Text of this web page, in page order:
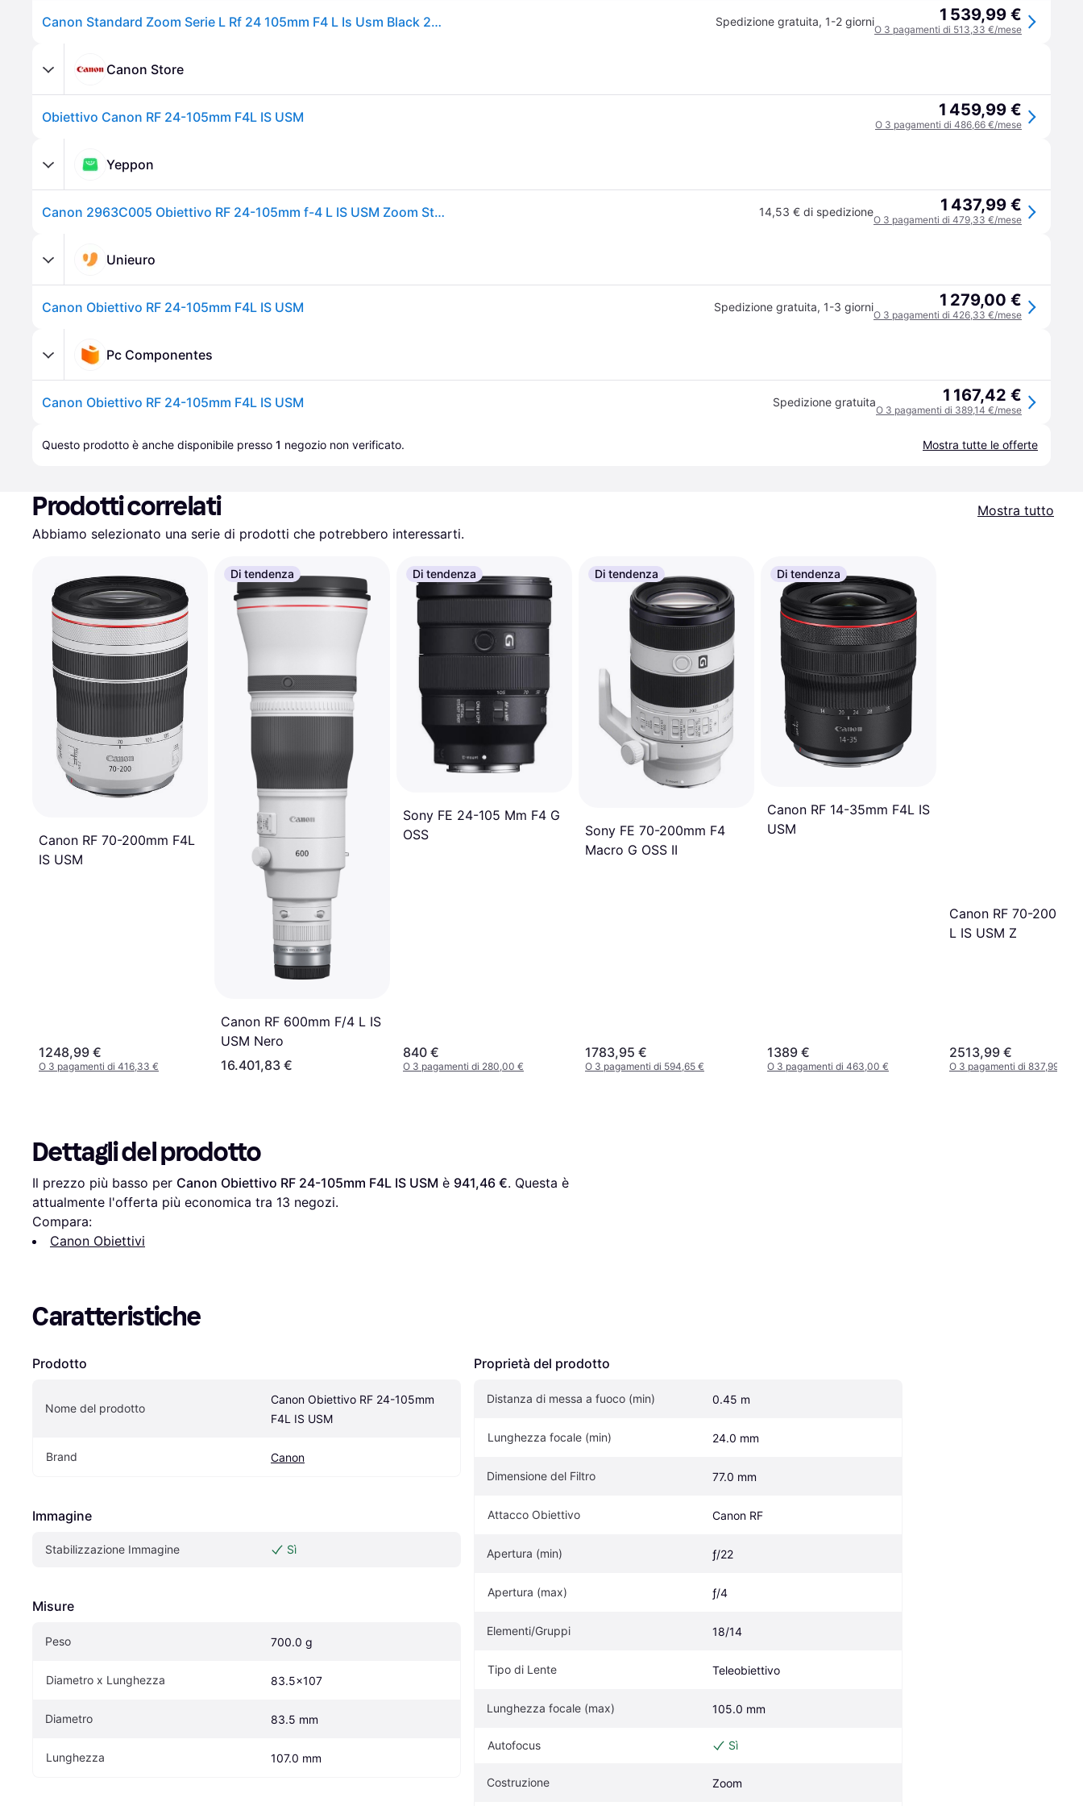
Canon Standard Zoom Serie L Rf 24 105mm F4 L Is Usm Black 2963c005 Spedizione gratuita, 1-2 giorni 1 539,99 €
O 3 pagamenti di 513,33 €/mese
Canon Store
Obiettivo Canon RF 24-105mm F4L IS USM 1 459,99 €
O 3 pagamenti di 486,66 €/mese
Yeppon
Canon 2963C005 Obiettivo RF 24-105mm f-4 L IS USM Zoom Standard Apertura Costante f-4 Stabilizzatore Ottico 5 Stop Nano USM colore Nero 14,53 € di spedizione 1 437,99 €
O 3 pagamenti di 479,33 €/mese
Unieuro
Canon Obiettivo RF 24-105mm F4L IS USM Spedizione gratuita, 1-3 giorni 1 279,00 €
O 3 pagamenti di 426,33 €/mese
Pc Componentes
Canon Obiettivo RF 24-105mm F4L IS USM Spedizione gratuita 1 167,42 €
O 3 pagamenti di 389,14 €/mese
Questo prodotto è anche disponibile presso 1 negozio non verificato. Mostra tutte le offerte
Prodotti correlati
Mostra tutto
Abbiamo selezionato una serie di prodotti che potrebbero interessarti.
Canon RF 70-200mm F4L
IS USM
1248,99 €
O 3 pagamenti di 416,33 €
Di tendenza
Canon RF 600mm F/4 L IS
USM Nero
16.401,83 €
Di tendenza
Sony FE 24-105 Mm F4 G
OSS
840 €
O 3 pagamenti di 280,00 €
Di tendenza
Sony FE 70-200mm F4
Macro G OSS II
1783,95 €
O 3 pagamenti di 594,65 €
Di tendenza
Canon RF 14-35mm F4L IS
USM
1389 €
O 3 pagamenti di 463,00 €
Canon RF 70-200mm
L IS USM Z
2513,99 €
O 3 pagamenti di 837,99 €
Dettagli del prodotto
Il prezzo più basso per Canon Obiettivo RF 24-105mm F4L IS USM è 941,46 €. Questa è
attualmente l'offerta più economica tra 13 negozi.
Compara:
Canon Obiettivi
Caratteristiche
Prodotto
Nome del prodotto
Canon Obiettivo RF 24-105mm
F4L IS USM
Brand Canon
Immagine
Stabilizzazione Immagine Sì
Misure
Peso 700.0 g
Diametro x Lunghezza 83.5x107
Diametro 83.5 mm
Lunghezza 107.0 mm
Proprietà del prodotto
Distanza di messa a fuoco (min) 0.45 m
Lunghezza focale (min) 24.0 mm
Dimensione del Filtro 77.0 mm
Attacco Obiettivo Canon RF
Apertura (min) ƒ/22
Apertura (max) ƒ/4
Elementi/Gruppi 18/14
Tipo di Lente Teleobiettivo
Lunghezza focale (max) 105.0 mm
Autofocus Sì
Costruzione Zoom